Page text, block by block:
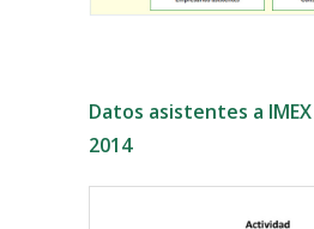
Datos asistentes a
2014